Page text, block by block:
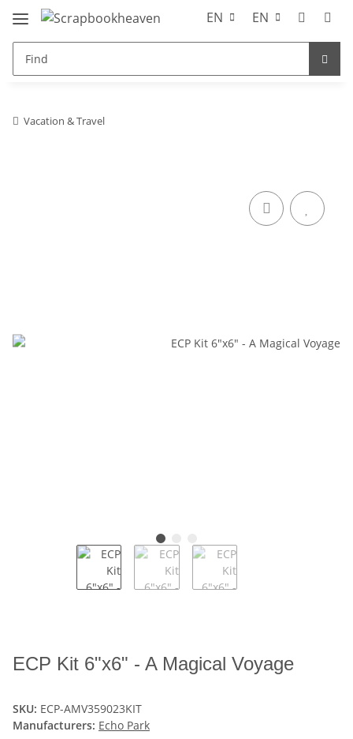
EN EN
Vacation & Travel
ECP Kit 6"x6" - A Magical Voyage
SKU: ECP-AMV359023KIT
Manufacturers: Echo Park